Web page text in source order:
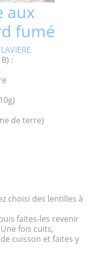
aux
fumé
:
de terre)
choisi des lentilles à
faites-les revenir
fois cuits,
cuisson et faites y